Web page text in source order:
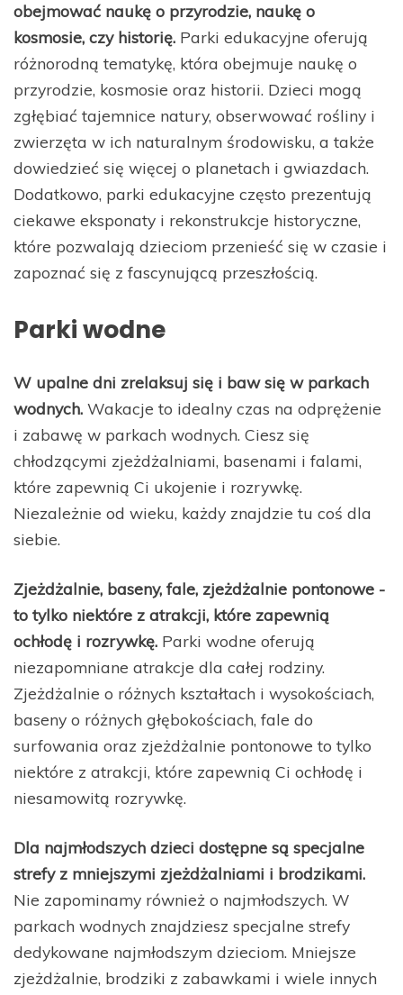
obejmować naukę o przyrodzie, naukę o
kosmosie, czy historię. Parki edukacyjne oferują
różnorodną tematykę, która obejmuje naukę o
przyrodzie, kosmosie oraz historii. Dzieci mogą
zgłębiać tajemnice natury, obserwować rośliny i
zwierzęta w ich naturalnym środowisku, a także
dowiedzieć się więcej o planetach i gwiazdach.
Dodatkowo, parki edukacyjne często prezentują
ciekawe eksponaty i rekonstrukcje historyczne,
które pozwalają dzieciom przenieść się w czasie i
zapoznać się z fascynującą przeszłością.
Parki wodne
W upalne dni zrelaksuj się i baw się w parkach
wodnych. Wakacje to idealny czas na odprężenie
i zabawę w parkach wodnych. Ciesz się
chłodzącymi zjeżdżalniami, basenami i falami,
które zapewnią Ci ukojenie i rozrywkę.
Niezależnie od wieku, każdy znajdzie tu coś dla
siebie.
Zjeżdżalnie, baseny, fale, zjeżdżalnie pontonowe -
to tylko niektóre z atrakcji, które zapewnią
ochłodę i rozrywkę. Parki wodne oferują
niezapomniane atrakcje dla całej rodziny.
Zjeżdżalnie o różnych kształtach i wysokościach,
baseny o różnych głębokościach, fale do
surfowania oraz zjeżdżalnie pontonowe to tylko
niektóre z atrakcji, które zapewnią Ci ochłodę i
niesamowitą rozrywkę.
Dla najmłodszych dzieci dostępne są specjalne
strefy z mniejszymi zjeżdżalniami i brodzikami.
Nie zapominamy również o najmłodszych. W
parkach wodnych znajdziesz specjalne strefy
dedykowane najmłodszym dzieciom. Mniejsze
zjeżdżalnie, brodziki z zabawkami i wiele innych